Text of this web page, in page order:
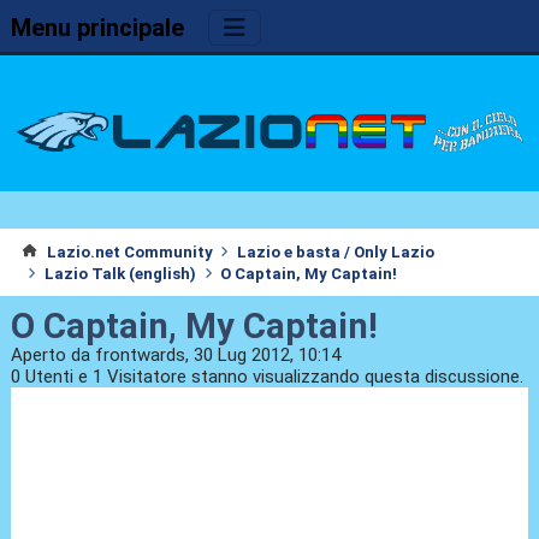
Menu principale
Lazio.net Community
Lazio e basta / Only Lazio
Lazio Talk (english)
O Captain, My Captain!
O Captain, My Captain!
Aperto da frontwards, 30 Lug 2012, 10:14
0 Utenti e 1 Visitatore stanno visualizzando questa discussione.